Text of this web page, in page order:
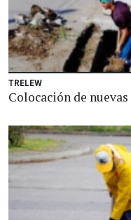
TRELEW
Colocación de